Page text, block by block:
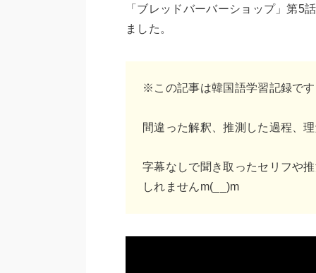
「ブレッドバーバーショップ」第5
ました。
※この記事は韓国語学習記録で
間違った解釈、推測した過程、
字幕なしで聞き取ったセリフや
しれませんm(__)m